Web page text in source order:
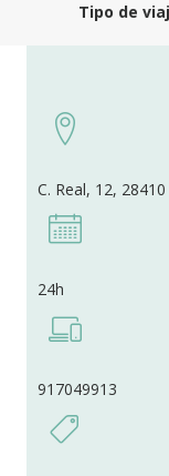
Tipo de
C. Real, 12,
24h
917049913